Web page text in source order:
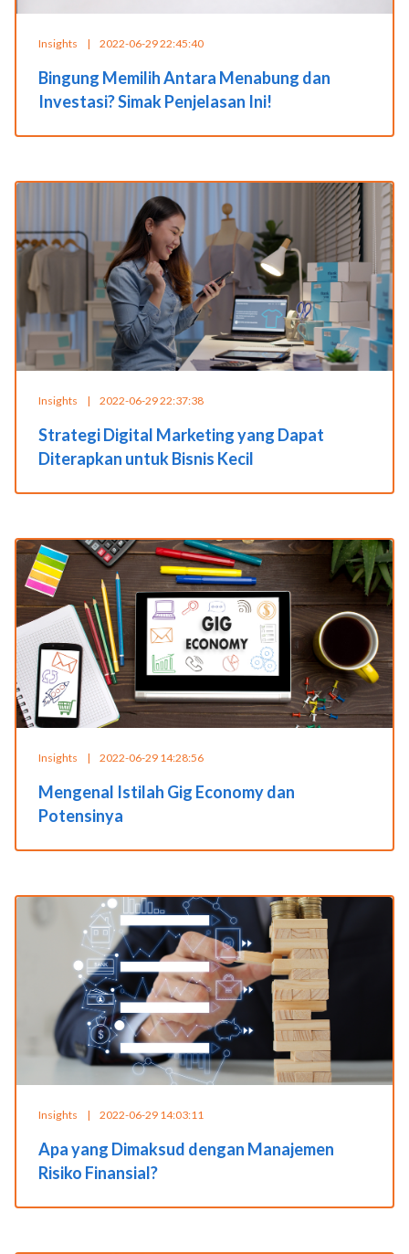
Insights | 2022-06-29 22:45:40
Bingung Memilih Antara Menabung dan
Investasi? Simak Penjelasan Ini!
Insights | 2022-06-29 22:37:38
Strategi Digital Marketing yang Dapat
Diterapkan untuk Bisnis Kecil
Insights | 2022-06-29 14:28:56
Mengenal Istilah Gig Economy dan
Potensinya
Insights | 2022-06-29 14:03:11
Apa yang Dimaksud dengan Manajemen
Risiko Finansial?